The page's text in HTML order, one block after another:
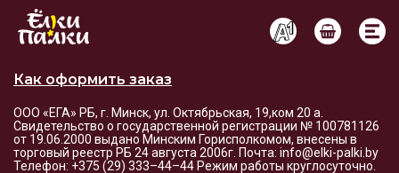
Условия оплаты и доставки
Как оформить заказ
ООО «ЕГА» РБ, г. Минск, ул. Октябрьская, 19,ком 20 а.
Свидетельство о государственной регистрации № 100781126
от 19.06.2000 выдано Минским Горисполкомом, внесены в
торговый реестр РБ 24 августа 2006г. Почта: info@elki-palki.by
Телефон: +375 (29) 333–44–44 Режим работы круглосуточно.